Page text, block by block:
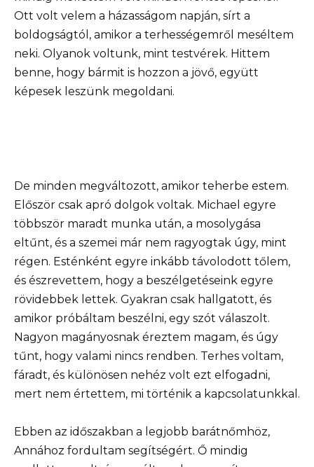
Ott volt velem a házasságom napján, sírt a
boldogságtól, amikor a terhességemről meséltem
neki. Olyanok voltunk, mint testvérek. Hittem
benne, hogy bármit is hozzon a jövő, együtt
képesek leszünk megoldani.
De minden megváltozott, amikor teherbe estem.
Először csak apró dolgok voltak. Michael egyre
többször maradt munka után, a mosolygása
eltűnt, és a szemei már nem ragyogtak úgy, mint
régen. Esténként egyre inkább távolodott tőlem,
és észrevettem, hogy a beszélgetéseink egyre
rövidebbek lettek. Gyakran csak hallgatott, és
amikor próbáltam beszélni, egy szót válaszolt.
Nagyon magányosnak éreztem magam, és úgy
tűnt, hogy valami nincs rendben. Terhes voltam,
fáradt, és különösen nehéz volt ezt elfogadni,
mert nem értettem, mi történik a kapcsolatunkkal.
Ebben az időszakban a legjobb barátnőmhöz,
Annához fordultam segítségért. Ő mindig